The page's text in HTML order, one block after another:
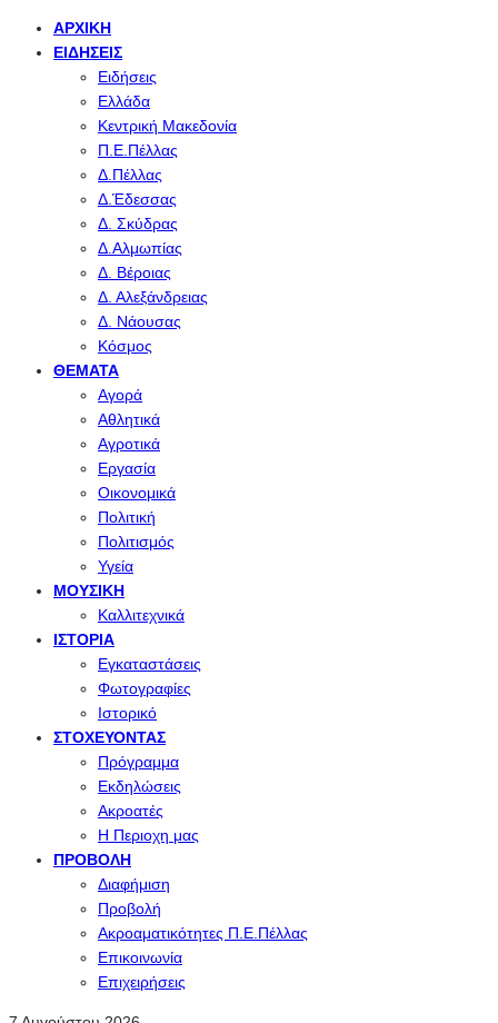
ΑΡΧΙΚΉ
ΕΙΔΉΣΕΙΣ
Ειδήσεις
Ελλάδα
Κεντρική Μακεδονία
Π.Ε.Πέλλας
Δ.Πέλλας
Δ.Έδεσσας
Δ. Σκύδρας
Δ.Αλμωπίας
Δ. Βέροιας
Δ. Αλεξάνδρειας
Δ. Νάουσας
Κόσμος
ΘΈΜΑΤΑ
Αγορά
Αθλητικά
Αγροτικά
Εργασία
Οικονομικά
Πολιτική
Πολιτισμός
Υγεία
ΜΟΥΣΙΚΉ
Καλλιτεχνικά
ΙΣΤΟΡΊΑ
Εγκαταστάσεις
Φωτογραφίες
Ιστορικό
ΣΤΟΧΕΎΟΝΤΑΣ
Πρόγραμμα
Εκδηλώσεις
Ακροατές
Η Περιοχη μας
ΠΡΟΒΟΛΉ
Διαφήμιση
Προβολή
Ακροαματικότητες Π.Ε.Πέλλας
Επικοινωνία
Επιχειρήσεις